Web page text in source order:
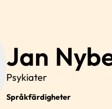
Jan
Psykiater
Språkfärdigheter